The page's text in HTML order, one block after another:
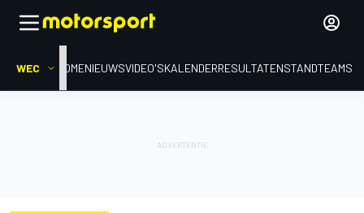
WEC HOMENIEUWSVIDEO'SKALENDERRESULTATENSTANDTEAMS